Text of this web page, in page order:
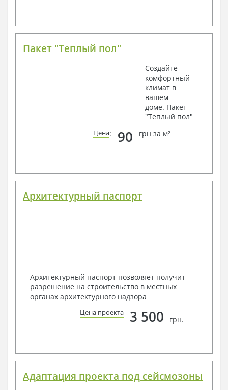
Пакет "Теплый пол"
Создайте
комфортный
климат в
вашем
доме. Пакет
"Теплый пол"
Цена: 90 грн за м²
Архитектурный паспорт
Архитектурный паспорт позволяет получит
разрешение на строительство в местных
органах архитектурного надзора
Цена проекта 3 500 грн.
Адаптация проекта под сейсмозоны